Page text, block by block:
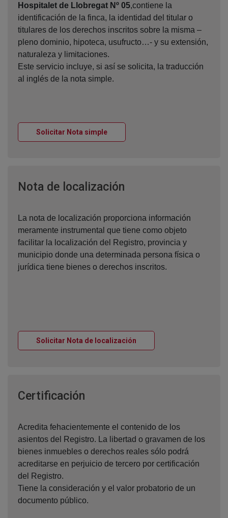
Hospitalet de Llobregat Nº 05,contiene la
identificación de la finca, la identidad del titular o
titulares de los derechos inscritos sobre la misma –
pleno dominio, hipoteca, usufructo…- y su extensión,
naturaleza y limitaciones.
Este servicio incluye, si así se solicita, la traducción
al inglés de la nota simple.
Solicitar Nota simpleVentana nueva
Nota de localización
La nota de localización proporciona información
meramente instrumental que tiene como objeto
facilitar la localización del Registro, provincia y
municipio donde una determinada persona física o
jurídica tiene bienes o derechos inscritos.
Solicitar Nota de localización
Certificación
Acredita fehacientemente el contenido de los
asientos del Registro. La libertad o gravamen de los
bienes inmuebles o derechos reales sólo podrá
acreditarse en perjuicio de tercero por certificación
del Registro.
Tiene la consideración y el valor probatorio de un
documento público.